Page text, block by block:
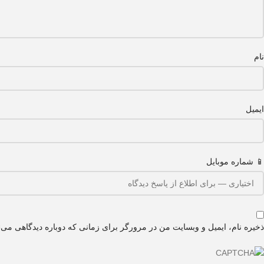
نام
ایمیل
📱 شماره موبایل
ذخیره نام، ایمیل و وبسایت من در مرورگر برای زمانی که دوباره دیدگاهی